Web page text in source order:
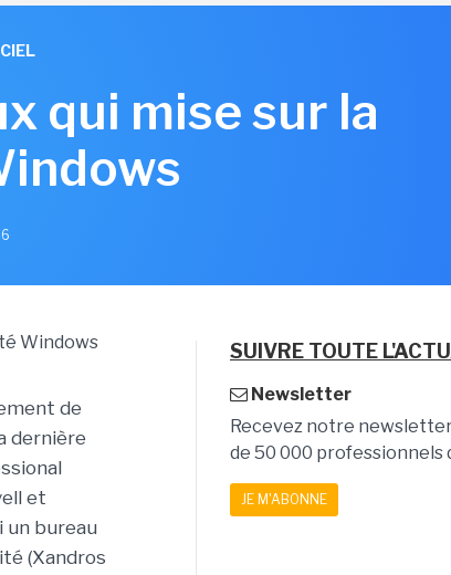
qui mise sur la
de
dernière
et
un bureau
(Xandros
SUIVRE TOUTE
Newsletter
Recevez notre
de 50 000 professionnels
JE M'ABONNE